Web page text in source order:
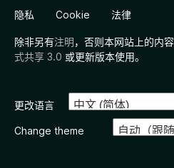
隐私 Cookie 法律
除非另有注明，否则本网站上的内
式共享 3.0 或更新版本使用。
更改语言
Change theme